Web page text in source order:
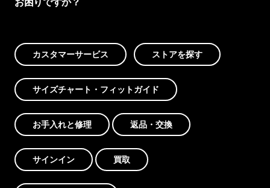
カスタマーサービス ストアを探す
サイズチャート・フィットガイド
お手入れと修理 返品・交換
サインイン 買取